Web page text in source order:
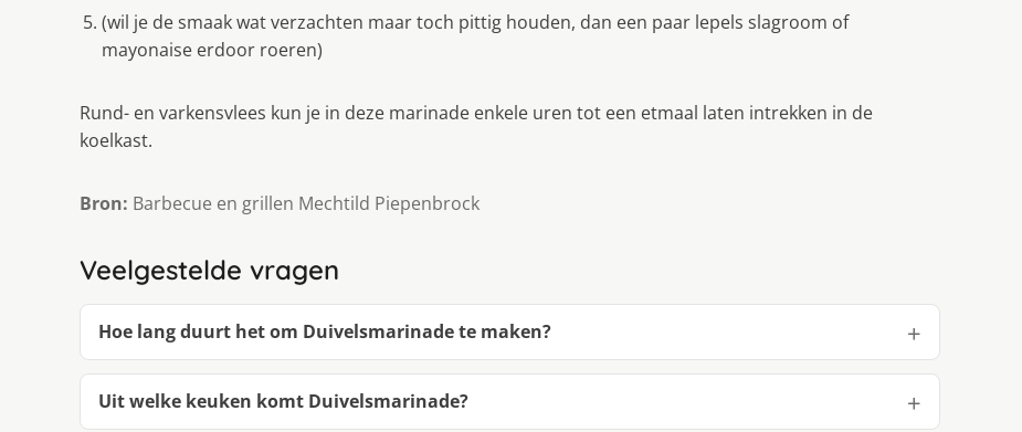
(wil je de smaak wat verzachten maar toch pittig houden, dan een paar lepels slagroom of
mayonaise erdoor roeren)
Rund- en varkensvlees kun je in deze marinade enkele uren tot een etmaal laten intrekken in de
koelkast.
Bron: Barbecue en grillen Mechtild Piepenbrock
Veelgestelde vragen
Hoe lang duurt het om Duivelsmarinade te maken?
Uit welke keuken komt Duivelsmarinade?